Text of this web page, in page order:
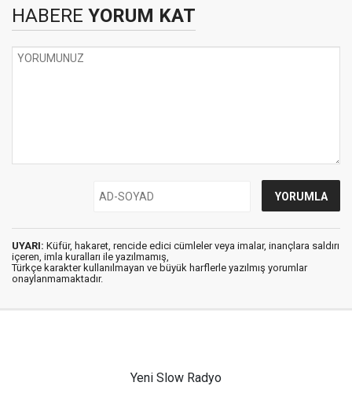
HABERE YORUM KAT
UYARI: Küfür, hakaret, rencide edici cümleler veya imalar, inançlara saldırı
içeren, imla kuralları ile yazılmamış,
Türkçe karakter kullanılmayan ve büyük harflerle yazılmış yorumlar
onaylanmamaktadır.
Yeni Slow Radyo